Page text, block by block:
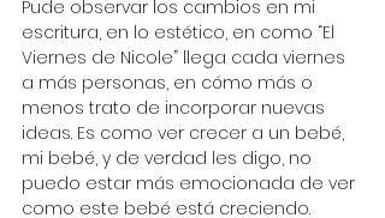
Pude observar los cambios en mi
escritura, en lo estético, en como “El
Viernes de Nicole” llega cada viernes
a más personas, en cómo más o
menos trato de incorporar nuevas
ideas. Es como ver crecer a un bebé,
mi bebé, y de verdad les digo, no
puedo estar más emocionada de ver
como este bebé está creciendo.